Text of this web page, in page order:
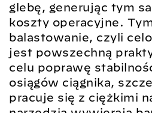
glebę, generując tym
koszty operacyjne.
balastowanie, czyli
jest powszechną
celu poprawę
osiągów ciągnika,
pracuje się z ciężkimi